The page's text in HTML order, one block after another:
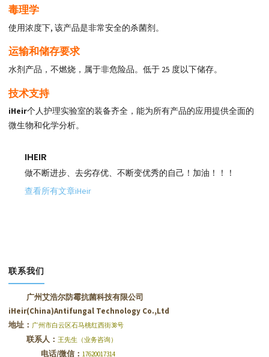
毒理学
使用浓度下, 该产品是非常安全的杀菌剂。
运输和储存要求
水剂产品，不燃烧，属于非危险品。低于 25 度以下储存。
技术支持
iHeir个人护理实验室的装备齐全，能为所有产品的应用提供全面的
微生物和化学分析。
IHEIR
做不断进步、去劣存优、不断变优秀的自己！加油！！！
查看所有文章iHeir
联系我们
广州艾浩尔防霉抗菌科技有限公司
iHeir(China)Antifungal Technology Co.,Ltd
地址： 广州市白云区石马桃红西街38号
联系人： 王先生（业务咨询）
电话/微信： 17620017314